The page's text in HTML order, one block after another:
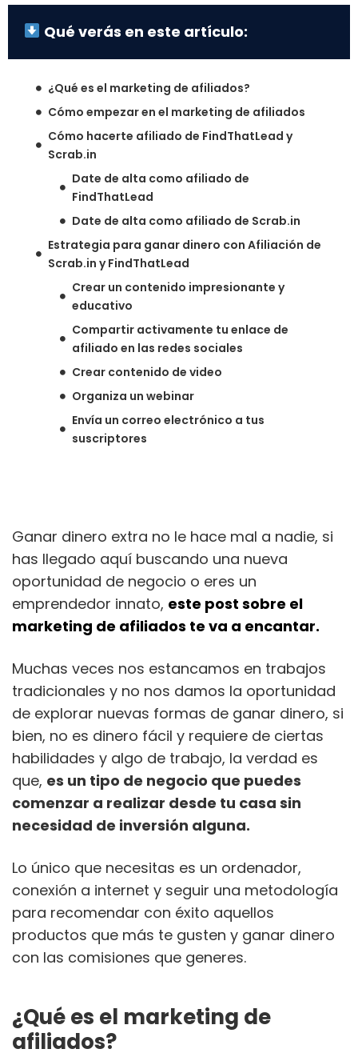
Qué verás en este artículo:
¿Qué es el marketing de afiliados?
Cómo empezar en el marketing de afiliados
Cómo hacerte afiliado de FindThatLead y
Scrab.in
Date de alta como afiliado de
FindThatLead
Date de alta como afiliado de Scrab.in
Estrategia para ganar dinero con Afiliación de
Scrab.in y FindThatLead
Crear un contenido impresionante y
educativo
Compartir activamente tu enlace de
afiliado en las redes sociales
Crear contenido de video
Organiza un webinar
Envía un correo electrónico a tus
suscriptores
Ganar dinero extra no le hace mal a nadie, si
has llegado aquí buscando una nueva
oportunidad de negocio o eres un
emprendedor innato, este post sobre el
marketing de afiliados te va a encantar.
Muchas veces nos estancamos en trabajos
tradicionales y no nos damos la oportunidad
de explorar nuevas formas de ganar dinero, si
bien, no es dinero fácil y requiere de ciertas
habilidades y algo de trabajo, la verdad es
que, es un tipo de negocio que puedes
comenzar a realizar desde tu casa sin
necesidad de inversión alguna.
Lo único que necesitas es un ordenador,
conexión a internet y seguir una metodología
para recomendar con éxito aquellos
productos que más te gusten y ganar dinero
con las comisiones que generes.
¿Qué es el marketing de
afiliados?